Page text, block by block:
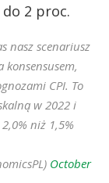
2 proc.
nasz scenariusz
CPI. To
w 2022 i
niż 1,5%
October